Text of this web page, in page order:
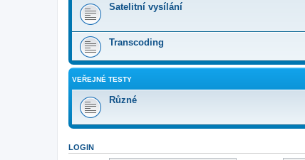
Satelitní vysílání
Transcoding
VEŘEJNÉ TESTY
Různé
LOGIN